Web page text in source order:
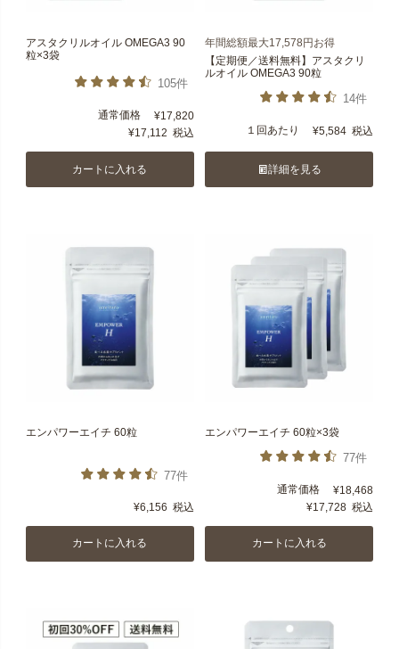
アスタクリルオイル OMEGA3 90
粒×3袋
105件
通常価格 ¥17,820
¥17,112 税込
カートに入れる
年間総額最大17,578円お得
【定期便／送料無料】アスタクリ
ルオイル OMEGA3 90粒
14件
１回あたり ¥5,584 税込
詳細を見る
エンパワーエイチ 60粒
77件
¥6,156 税込
カートに入れる
エンパワーエイチ 60粒×3袋
77件
通常価格 ¥18,468
¥17,728 税込
カートに入れる